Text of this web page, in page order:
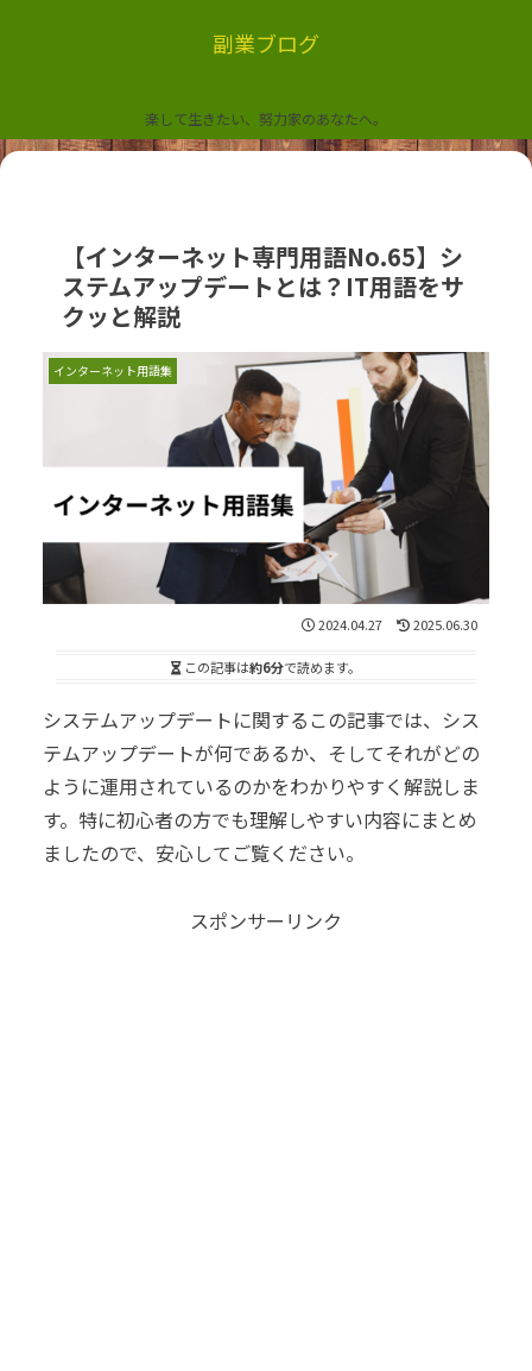
副業ブログ
楽して生きたい、努力家のあなたへ。
【インターネット専門用語No.65】シ
ステムアップデートとは？IT用語をサ
クッと解説
インターネット用語集
2024.04.27 2025.06.30
この記事は約6分で読めます。
システムアップデートに関するこの記事では、シス
テムアップデートが何であるか、そしてそれがどの
ように運用されているのかをわかりやすく解説しま
す。特に初心者の方でも理解しやすい内容にまとめ
ましたので、安心してご覧ください。
スポンサーリンク